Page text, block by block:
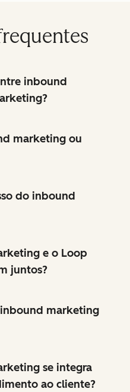
inbound
marketing ou
do inbound
e o Loop
juntos?
marketing
se integra
ao cliente?